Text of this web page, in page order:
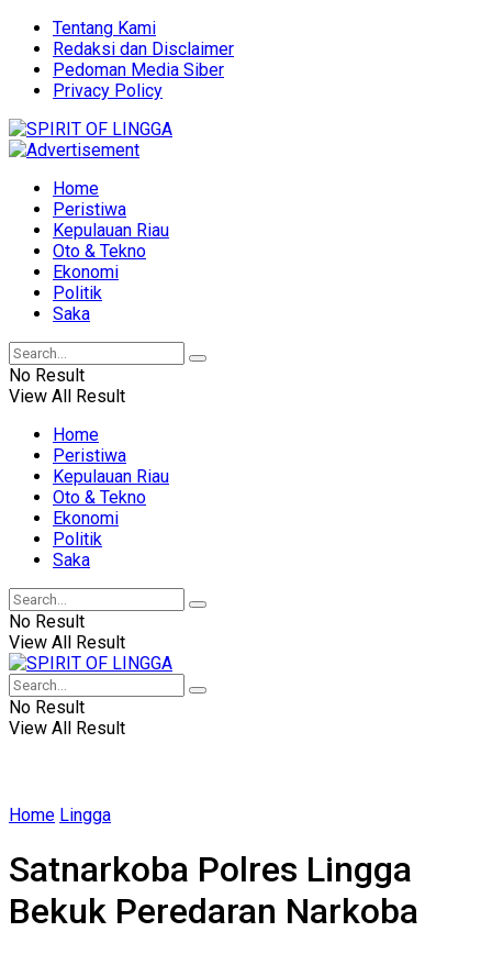
Tentang Kami
Redaksi dan Disclaimer
Pedoman Media Siber
Privacy Policy
Home
Peristiwa
Kepulauan Riau
Oto & Tekno
Ekonomi
Politik
Saka
No Result
View All Result
Home
Peristiwa
Kepulauan Riau
Oto & Tekno
Ekonomi
Politik
Saka
No Result
View All Result
No Result
View All Result
Home Lingga
Satnarkoba Polres Lingga
Bekuk Peredaran Narkoba